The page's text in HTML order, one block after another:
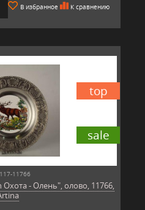
В избранное К сравнению
sale
top
11766
Охота - Олень", олово, 11766,